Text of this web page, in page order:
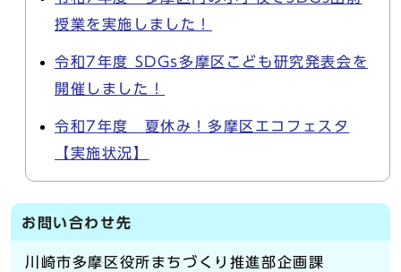
授業を実施しました！
令和7年度 SDGs多摩区こども研究発表会を
開催しました！
令和7年度 夏休み！多摩区エコフェスタ
【実施状況】
お問い合わせ先
川崎市多摩区役所まちづくり推進部企画課